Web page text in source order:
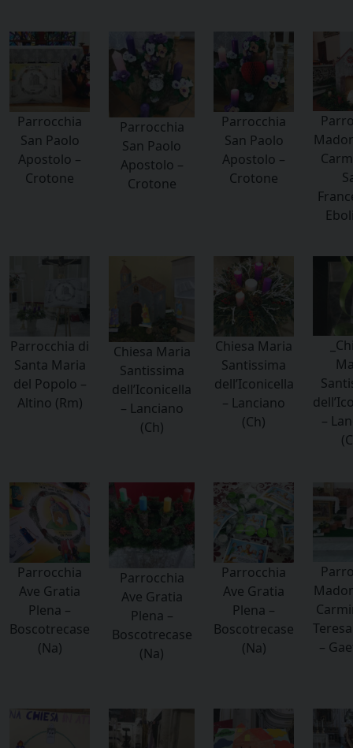
Parrocchia
San Paolo
Apostolo –
Crotone
Parrocchia
San Paolo
Apostolo –
Crotone
Parrocchia
San Paolo
Apostolo –
Crotone
Parrocchia di
Santa Maria
del Popolo –
Altino (Rm)
Chiesa Maria
Santissima
dell’Iconicella
– Lanciano
(Ch)
Chiesa Maria
Santissima
dell’Iconicella
– Lanciano
(Ch)
–
Parrocchia
Ave Gratia
Plena –
Boscotrecase
(Na)
Parrocchia
Ave Gratia
Plena –
Boscotrecase
(Na)
Parrocchia
Ave Gratia
Plena –
Boscotrecase
(Na)
–